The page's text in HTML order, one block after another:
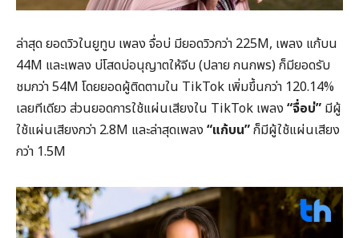
ล่าสุด ยอดวิวในยูทูบ เพลง จื่อบ่ มียอดวิวกว่า 225M, เพลง แก้บน
44M และเพลง บ่โสดบ่อนุญาตให้จีบ (ปลาย กนกพร) ก็มียอดรับ
ชมกว่า 54M โดยยอดผู้ติดตามใน TikTok เพิ่มขึ้นกว่า 120.14%
เลยทีเดียว ส่วนยอดการใช้แผ่นเสียงใน TikTok เพลง “จื่อบ่” มีผู้
ใช้แผ่นเสียงกว่า 2.8M และล่าสุดเพลง “แก้บน”ก็มีผู้ใช้แผ่นเสียง
กว่า 1.5M